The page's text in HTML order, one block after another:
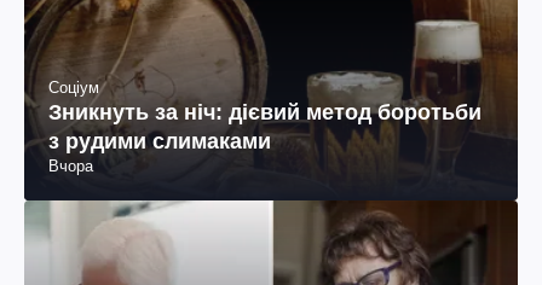
Соціум
Зникнуть за ніч: дієвий метод боротьби
з рудими слимаками
Вчора